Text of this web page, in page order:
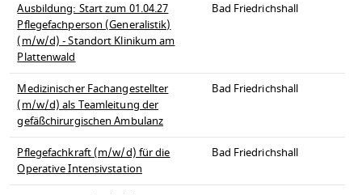
Ausbildung: Start zum 01.04.27
Pflegefachperson (Generalistik)
(m/w/d) - Standort Klinikum am
Plattenwald
Bad Friedrichshall
Medizinischer Fachangestellter
(m/w/d) als Teamleitung der
gefäßchirurgischen Ambulanz
Bad Friedrichshall
Pflegefachkraft (m/w/d) für die
Operative Intensivstation
Bad Friedrichshall